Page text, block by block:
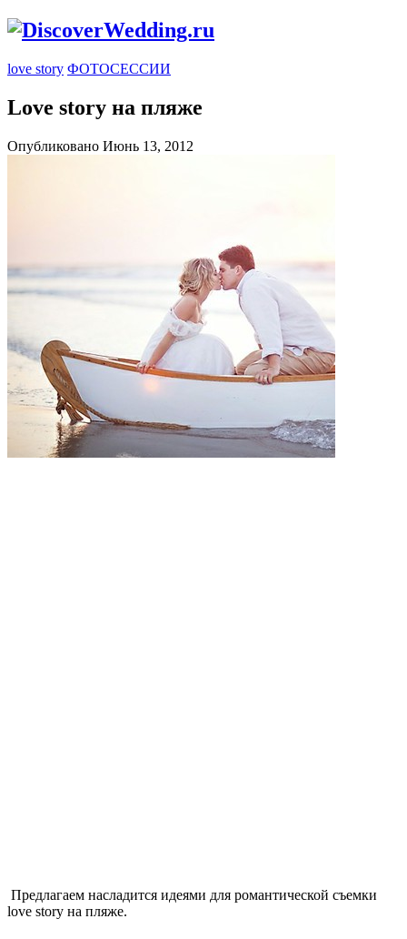
love story ФОТОСЕССИИ
Love story на пляже
Опубликовано Июнь 13, 2012
Предлагаем насладится идеями для романтической съемки
love story на пляже.